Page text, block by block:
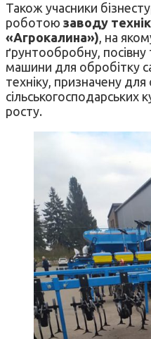
Також учасники
роботою заводу
«Агрокалина»), на
ґрунтообробну, посівну
машини для обробітку
техніку, призначену для
сільськогосподарських
росту.